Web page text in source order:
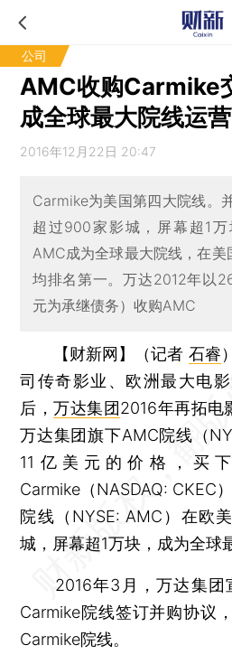
公司
AMC收购Carmike
成全球最大院线运
2016年12月22日 20:47
Carmike为美国第四大院线。
超过900家影城，屏幕超1万
AMC成为全球最大院线，在美
均排名第一。万达2012年以
元为承继债务）收购AMC
【财新网】（记者 石睿）
司传奇影业、欧洲最大电
后，万达集团2016年再拓电
万达集团旗下AMC院线（
11亿美元的价格，买
Carmike（NASDAQ: CKEC
院线（NYSE: AMC）在欧
城，屏幕超1万块，成为全球
2016年3月，万达集团
Carmike院线签订并购协议
Carmike院线。